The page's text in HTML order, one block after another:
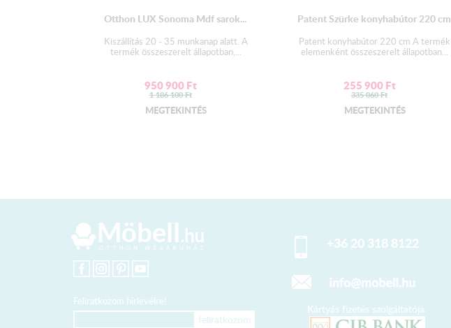
Otthon LUX Sonoma Mdf sarok...
Kiszállítás 20 - 35 munkanap alatt. A
termék összeszerelt állapotban,...
950 900Ft
1 186 100Ft
MEGTEKINTÉS
Patent Szürke konyhabútor 220 cm
Patent konyhabútor 220 cm A termék
elemenként összeszerelt állapotban...
255 900Ft
335 060Ft
MEGTEKINTÉS
Feliratkozom hírlevélre!
+36 20 318 8122
Kártyás fizetés szolgáltatója: